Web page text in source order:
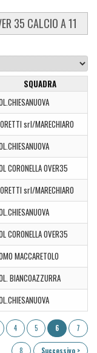
35 CALCIO A 11
SQUADRA
srl/MARECHIARO
CORONELLA OVER35
srl/MARECHIARO
CORONELLA OVER35
MACCARETOLO
BIANCOAZZURRA
4 5 6 7
8 Successivo >